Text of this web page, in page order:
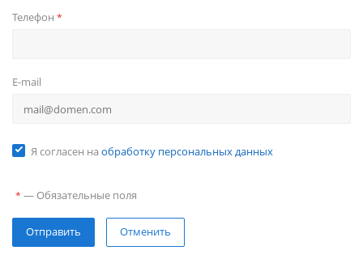
Телефон *
E-mail
Я согласен на обработку персональных данных
* — Обязательные поля
Отправить Отменить